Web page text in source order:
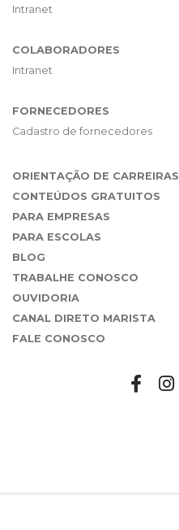
Intranet
COLABORADORES
Intranet
FORNECEDORES
Cadastro de fornecedores
ORIENTAÇÃO DE CARREIRAS
CONTEÚDOS GRATUITOS
PARA EMPRESAS
PARA ESCOLAS
BLOG
TRABALHE CONOSCO
OUVIDORIA
CANAL DIRETO MARISTA
FALE CONOSCO